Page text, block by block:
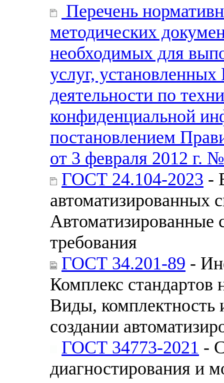
Перечень
методических
необходимых для
услуг,
деятельности по
конфиденциальной
постановлением
от 3 февраля 2012 г.
ГОСТ 24.104-2023 -
автоматизированных
требования
ГОСТ 34.201-89 -
Комплекс стандартов
Виды, комплектность
создании
ГОСТ 34773-2021 -
диагностирования и